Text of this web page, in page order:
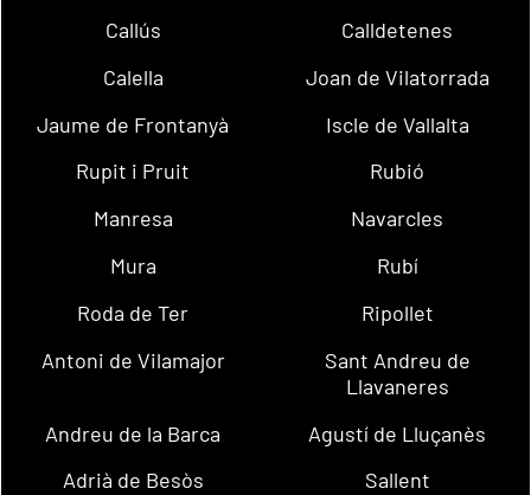
Callús
Calldetenes
Calella
Joan de Vilatorrada
Jaume de Frontanyà
Iscle de Vallalta
Rupit i Pruit
Rubió
Manresa
Navarcles
Mura
Rubí
Roda de Ter
Ripollet
Antoni de Vilamajor
Sant Andreu de
Llavaneres
Andreu de la Barca
Agustí de Lluçanès
Adrià de Besòs
Sallent